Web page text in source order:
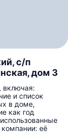
с/п
дом 3
включая:
и список
в доме,
как год
её